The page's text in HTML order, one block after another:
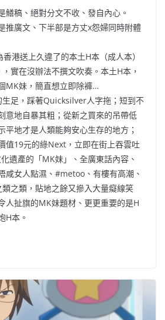
鱔稿、絕對分文不收、發自內心。
推廣文、下半部是方丈x怨婦同時附體
港送上久違了的本土H本（成人本）
實在沒辦法不撰文吹奏。本土H本，
MK妹，簡直想立即除褲…
足，踩著Quicksilver人字拖；短到不
意地自暴其粗；從新之買來的吊帶低
平地才是人類能夠安心生存的地方；
值19元的綠Next，立即在街上吞雲吐
遺產的「MK妹」、全廣東話內容、
咸女人點濕、#metoo、有樓有高潮、
之類，貼地之餘又摻入大量癡線笑
人扯旗的MK妹題材、更更重要的是H
H本。